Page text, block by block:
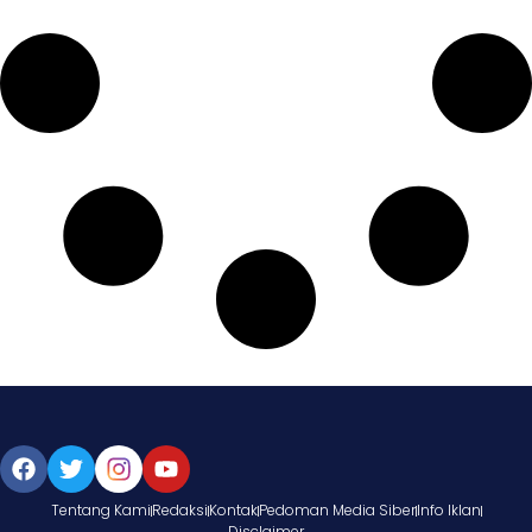
Tentang KamiRedaksiKontakPedoman Media SiberInfo Iklan